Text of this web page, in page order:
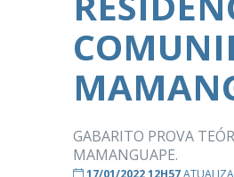
GABARITO PROVA
MAMANGUAPE.
17/01/2022 12H57